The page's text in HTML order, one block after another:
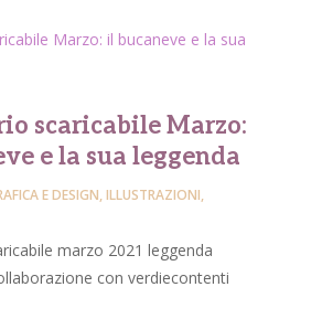
scaricabile Marzo:
e la sua leggenda
E DESIGN,ILLUSTRAZIONI,
marzo 2021 leggenda
con verdiecontenti